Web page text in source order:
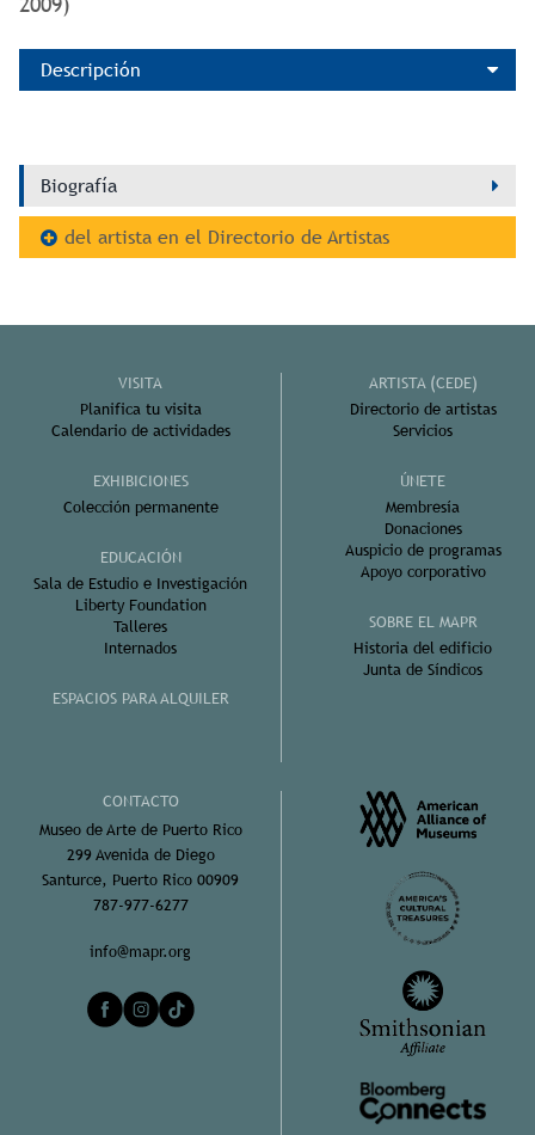
Descripción
Biografía
del artista en el Directorio de Artistas
VISITA
Planifica tu visita
Calendario de actividades
EXHIBICIONES
Colección permanente
EDUCACIÓN
Sala de Estudio e Investigación
Liberty Foundation
Talleres
Internados
ESPACIOS PARA ALQUILER
ARTISTA (CEDE)
Directorio de artistas
Servicios
ÚNETE
Membresía
Donaciones
Auspicio de programas
Apoyo corporativo
SOBRE EL MAPR
Historia del edificio
Junta de Síndicos
CONTACTO
Museo de Arte de Puerto Rico
299 Avenida de Diego
Santurce, Puerto Rico 00909
787-977-6277
info@mapr.org